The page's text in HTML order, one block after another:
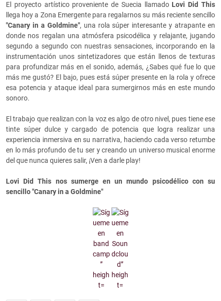
El proyecto artístico proveniente de Suecia llamadoLovi Did This
llega hoy a Zona Emergente para regalarnos su más reciente sencillo
"Canary in a Goldmine", una rola súper interesante y atrapante en
donde nos regalan una atmósfera psicodélica y relajante, jugando
segundo a segundo con nuestras sensaciones, incorporando en la
instrumentación unos sintetizadores que están llenos de texturas
para profundizar más en el sonido, además, ¿Sabes qué fue lo que
más me gustó? El bajo, pues está súper presente en la rola y ofrece
esa potencia y ataque ideal para sumergirnos más en este mundo
sonoro.
El trabajo que realizan con la voz es algo de otro nivel, pues tiene ese
tinte súper dulce y cargado de potencia que logra realizar una
experiencia inmersiva en su narrativa, haciendo cada verso retumbe
en lo más profundo de tu ser y creando un universo musical enorme
del que nunca quieres salir, ¡Ven a darle play!
Lovi Did This nos sumerge en un mundo psicodélico con su
sencillo "Canary in a Goldmine"